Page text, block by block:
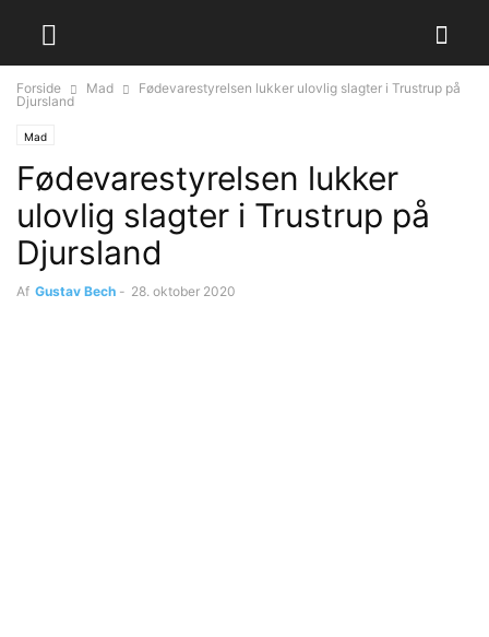
Forside Mad
Fødevarestyrelsen lukker ulovlig slagter i Trustrup på
Djursland
Mad
Fødevarestyrelsen lukker
ulovlig slagter i Trustrup på
Djursland
Af Gustav Bech - 28. oktober 2020